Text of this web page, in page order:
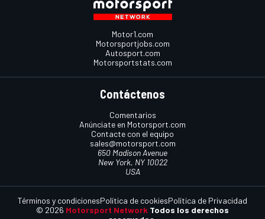
Motor1.com
Motorsportjobs.com
Autosport.com
Motorsportstats.com
Contáctenos
Comentarios
Anúnciate en Motorsport.com
Contacte con el equipo
sales@motorsport.com
650 Madison Avenue
New York, NY 10022
USA
© 2026 Motorsport Network Todos los derechos
Términos y condicionesPolítica de cookiesPolítica de Privacidad